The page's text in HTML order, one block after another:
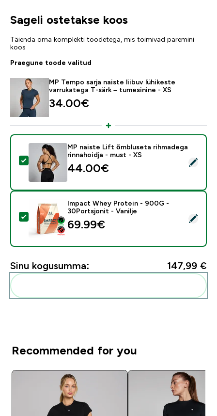
Sageli ostetakse koos
Täienda oma komplekti toodetega, mis toimivad paremini
koos
Praegune toode valitud
MP Tempo sarja naiste liibuv lühikeste
varrukatega T-särk – tumesinine - XS
34.00€‎
Vali see toode - MP naiste Lift õmbluseta rihmadega
MP naiste Lift õmbluseta rihmadega
rinnahoidja - must - XS
44.00€‎
Vali see toode - Impact Whey Protein - 900G -
Impact Whey Protein - 900G -
30Portsjonit - Vanilje
69.99€‎
Sinu kogusumma: 147,99 €‎
Recommended for you